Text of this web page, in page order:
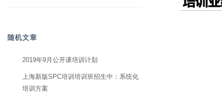
随机文章
2019年9月公开课培训计划
上海新版SPC培训培训班招生中：系统化
培训方案